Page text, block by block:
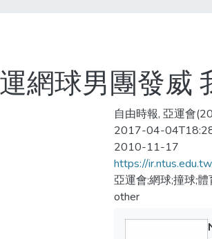
網球男團發威
自由時報, 亞運會
2017-04-
2010-11-17
https://
亞運會;網球;撞球;
other